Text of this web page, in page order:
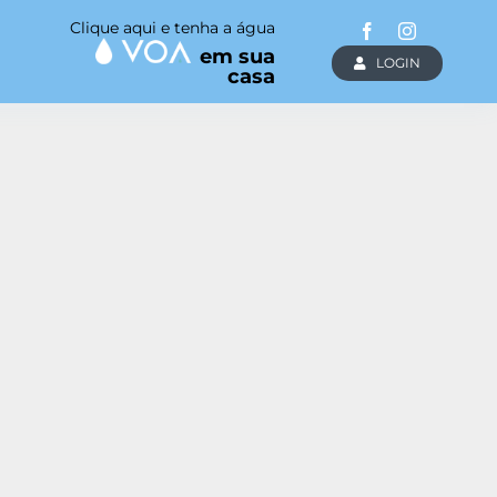
Clique aqui e tenha a água
em sua
casa
LOGIN